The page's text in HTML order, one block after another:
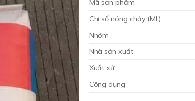
Mã sản phẩm
Chỉ số nóng chảy (MI:)
Nhóm
Nhà sản xuất
Xuất xứ
Công dụng